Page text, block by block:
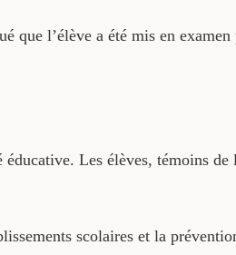
l’élève a été mis en examen
Les élèves, témoins
scolaires et la